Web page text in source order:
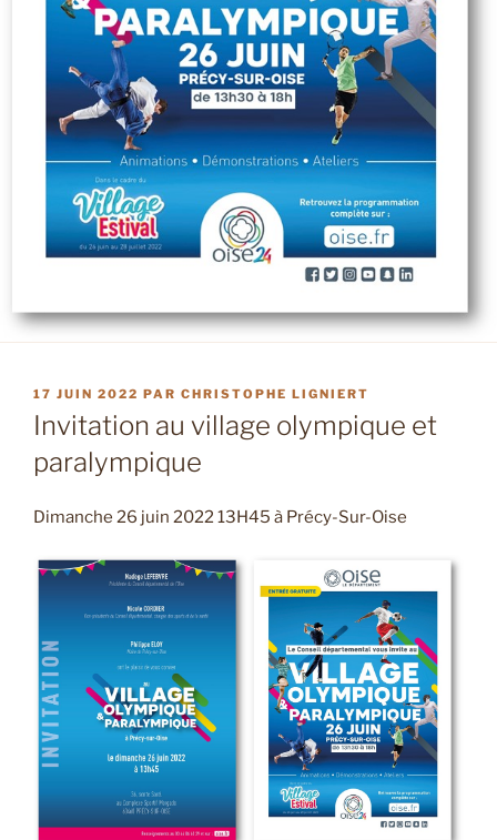
PUBLIÉ
LE
17 JUIN 2022 PAR CHRISTOPHE LIGNIERT
Invitation au village olympique et
paralympique
Dimanche 26 juin 2022 13H45 à Précy-Sur-Oise